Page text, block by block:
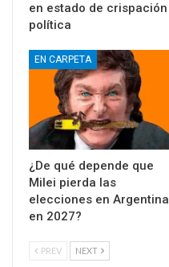
en estado de crispación
política
EN CARPETA
¿De qué depende que
Milei pierda las
elecciones en Argentina
en 2027?
PREV NEXT